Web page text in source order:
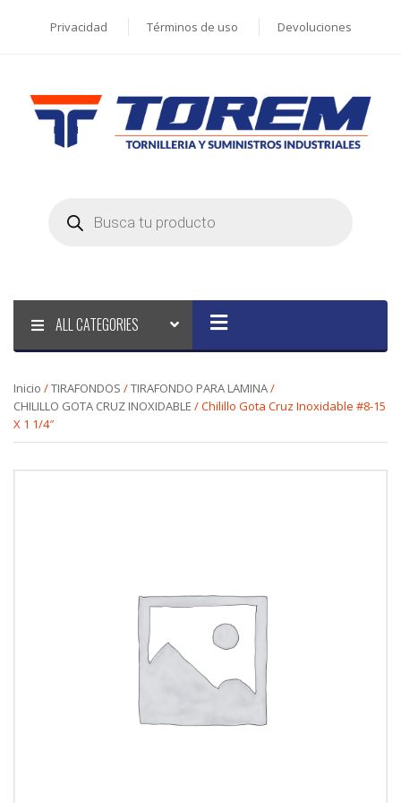
Privacidad Términos de uso Devoluciones
search
ALL CATEGORIES
Inicio /TIRAFONDOS /TIRAFONDO PARA LAMINA/
CHILILLO GOTA CRUZ INOXIDABLE / Chilillo Gota Cruz Inoxidable #8-15
X 1 1/4″